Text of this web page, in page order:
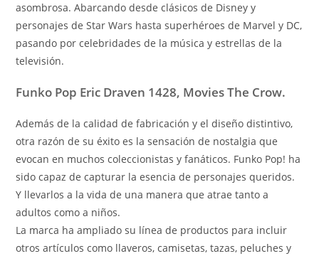
asombrosa. Abarcando desde clásicos de Disney y
personajes de Star Wars hasta superhéroes de Marvel y DC,
pasando por celebridades de la música y estrellas de la
televisión.
Funko Pop Eric Draven 1428, Movies The Crow.
Además de la calidad de fabricación y el diseño distintivo,
otra razón de su éxito es la sensación de nostalgia que
evocan en muchos coleccionistas y fanáticos. Funko Pop! ha
sido capaz de capturar la esencia de personajes queridos.
Y llevarlos a la vida de una manera que atrae tanto a
adultos como a niños.
La marca ha ampliado su línea de productos para incluir
otros artículos como llaveros, camisetas, tazas, peluches y